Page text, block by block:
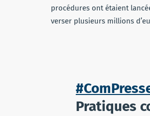
procédures ont étaient
verser plusieurs millions
Pratiques